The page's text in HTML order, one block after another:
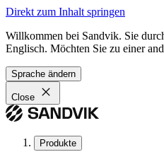
Direkt zum Inhalt springen
Willkommen bei Sandvik. Sie
Englisch. Möchten Sie zu einer
Sprache ändern
Close
Produkte